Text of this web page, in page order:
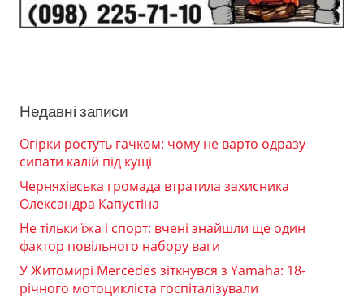
Недавні записи
Огірки ростуть гачком: чому не варто одразу
сипати калій під кущі
Черняхівська громада втратила захисника
Олександра Капустіна
Не тільки їжа і спорт: вчені знайшли ще один
фактор повільного набору ваги
У Житомирі Mercedes зіткнувся з Yamaha: 18-
річного мотоцикліста госпіталізували